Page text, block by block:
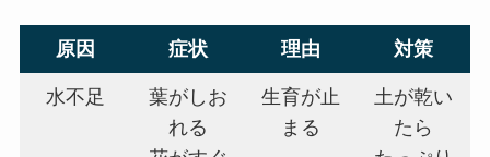
原因 症状 理由 対策
水不足
葉がしお
れる
生育が止
まる
土が乾い
たら